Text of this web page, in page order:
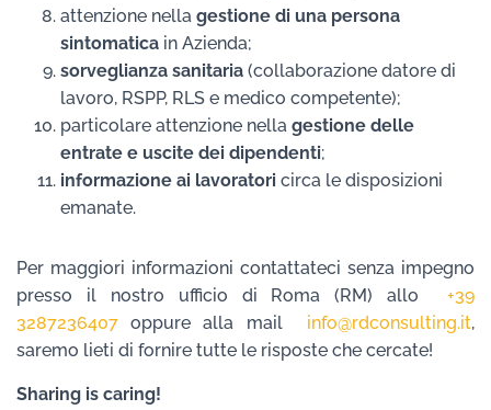
attenzione nella gestione di una persona
sintomatica in Azienda;
sorveglianza sanitaria (collaborazione datore di
lavoro, RSPP, RLS e medico competente);
particolare attenzione nella gestione delle
entrate e uscite dei dipendenti;
informazione ai lavoratori circa le disposizioni
emanate.
Per maggiori informazioni contattateci senza impegno
presso il nostro ufficio di Roma (RM) allo +39
3287236407 oppure alla mail info@rdconsulting.it,
saremo lieti di fornire tutte le risposte che cercate!
Sharing is caring!